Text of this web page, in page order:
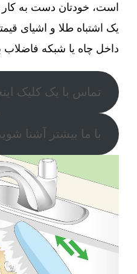
است، خودتان دست به
یک اشتباه طلا و اشیای
داخل چاه یا شبکه فاضلاب
تماس با یک کلیک
با ما بیشتر آشنا